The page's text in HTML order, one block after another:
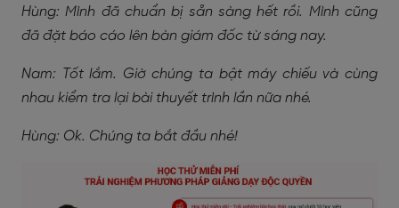
Hùng: Mình đã chuẩn bị sẵn sàng hết rồi. Mình cũng
đã đặt báo cáo lên bàn giám đốc từ sáng nay.
Nam: Tốt lắm. Giờ chúng ta bật máy chiếu và cùng
nhau kiểm tra lại bài thuyết trình lần nữa nhé.
Hùng: Ok. Chúng ta bắt đầu nhé!